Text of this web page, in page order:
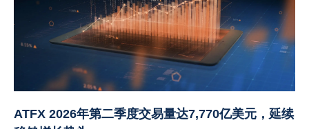
ATFX 2026年第二季度交易量达7,770亿美元，延续